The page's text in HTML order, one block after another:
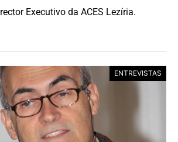
Executivo da ACES Lezíria.
ENTREVISTAS